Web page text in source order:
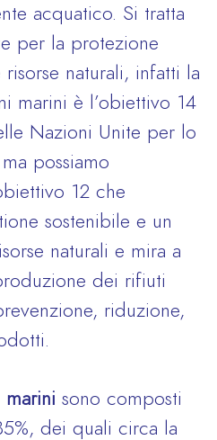
acquatico. Si tratta
per la protezione
naturali, infatti la
marini è l’obiettivo 14
Nazioni Unite per lo
possiamo
12 che
sostenibile e un
naturali e mira a
dei rifiuti
riduzione,
sono composti
dei quali circa la